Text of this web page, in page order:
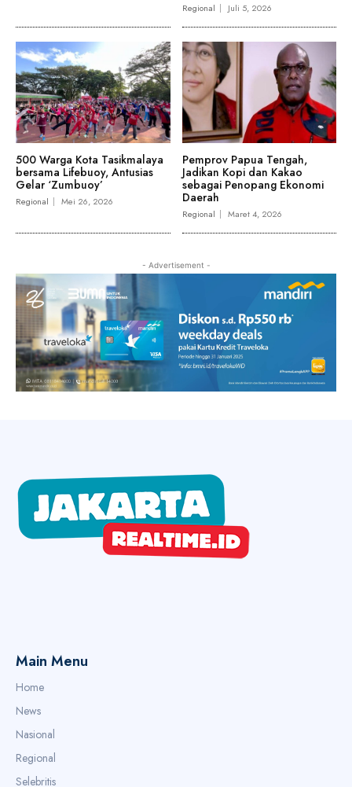
Regional Juli 5, 2026
500 Warga Kota Tasikmalaya
bersama Lifebuoy, Antusias
Gelar ‘Zumbuoy’
Regional Mei 26, 2026
Pemprov Papua Tengah,
Jadikan Kopi dan Kakao
sebagai Penopang Ekonomi
Daerah
Regional Maret 4, 2026
- Advertisement -
Main Menu
Home
News
Nasional
Regional
Selebritis